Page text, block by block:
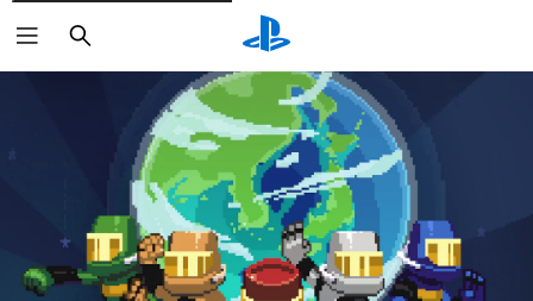
Buscar